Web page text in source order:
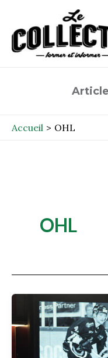
contenu
Accueil OHL
OHL